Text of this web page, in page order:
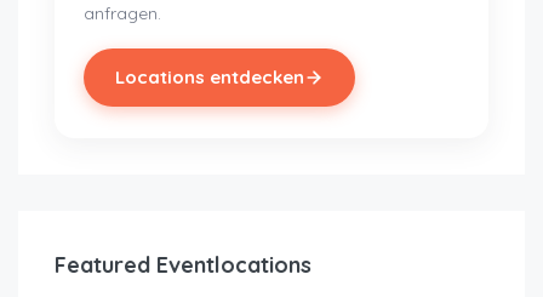
anfragen.
Locations entdecken
Featured Eventlocations